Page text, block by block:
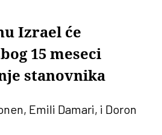
Izrael će
15 meseci
stanovnika
Emili Damari, i Doron